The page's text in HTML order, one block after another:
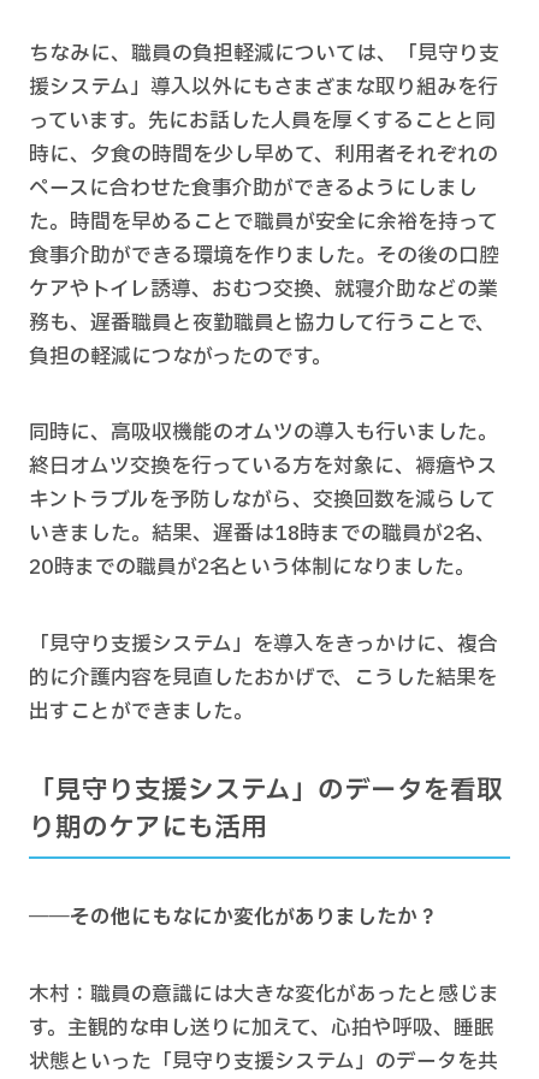
ちなみに、職員の負担軽減については、「見守り支
援システム」導入以外にもさまざまな取り組みを行
っています。先にお話した人員を厚くすることと同
時に、夕食の時間を少し早めて、利用者それぞれの
ペースに合わせた食事介助ができるようにしまし
た。時間を早めることで職員が安全に余裕を持って
食事介助ができる環境を作りました。その後の口腔
ケアやトイレ誘導、おむつ交換、就寝介助などの業
務も、遅番職員と夜勤職員と協力して行うことで、
負担の軽減につながったのです。
同時に、高吸収機能のオムツの導入も行いました。
終日オムツ交換を行っている方を対象に、褥瘡やス
キントラブルを予防しながら、交換回数を減らして
いきました。結果、遅番は18時までの職員が2名、
20時までの職員が2名という体制になりました。
「見守り支援システム」を導入をきっかけに、複合
的に介護内容を見直したおかげで、こうした結果を
出すことができました。
「見守り支援システム」のデータを看取
り期のケアにも活用
――その他にもなにか変化がありましたか？
木村：職員の意識には大きな変化があったと感じま
す。主観的な申し送りに加えて、心拍や呼吸、睡眠
状態といった「見守り支援システム」のデータを共